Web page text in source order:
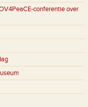
conferentie over